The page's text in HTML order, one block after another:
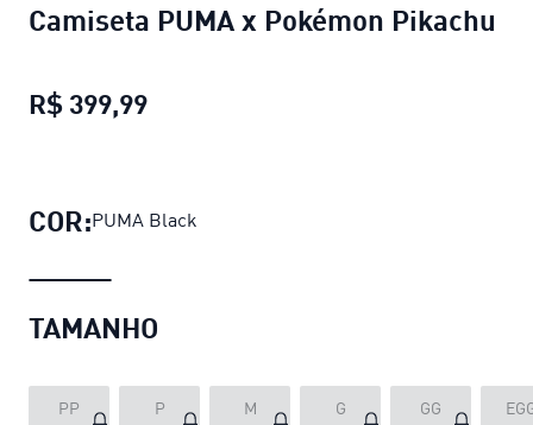
Camiseta PUMA x Pokémon Pikachu
R$ 399,99
COR:PUMA Black
TAMANHO
PP P M G GG